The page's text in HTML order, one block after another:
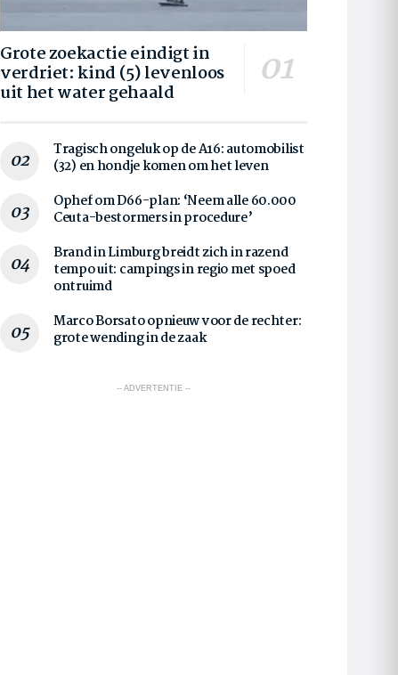
Grote zoekactie eindigt in
verdriet: kind (5) levenloos
uit het water gehaald
Tragisch ongeluk op de A16: automobilist
(32) en hondje komen om het leven
Ophef om D66-plan: ‘Neem alle 60.000
Ceuta-bestormers in procedure’
Brand in Limburg breidt zich in razend
tempo uit: campings in regio met spoed
ontruimd
Marco Borsato opnieuw voor de rechter:
grote wending in de zaak
-- ADVERTENTIE --